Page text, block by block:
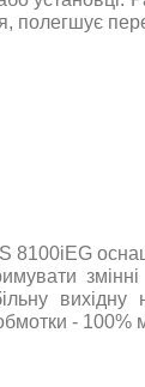
, полегшує
8100iEG
змінні
вихідну
- 100%